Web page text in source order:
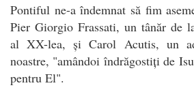
Pontiful ne-a îndemnat să fim
Pier Giorgio Frassati, un tânăr de
al XX-lea, și Carol Acutis, un
noastre, "amândoi îndrăgostiți de
pentru El".